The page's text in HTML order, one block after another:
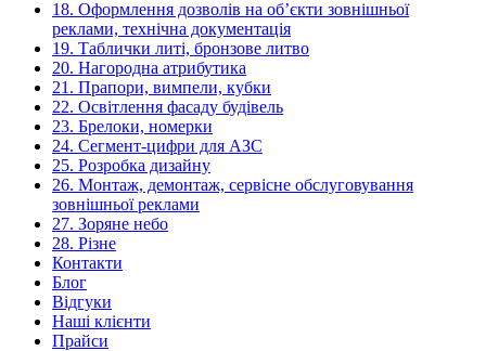
18. Оформлення дозволів на об’єкти зовнішньої
реклами, технічна документація
19. Таблички литі, бронзове литво
20. Нагородна атрибутика
21. Прапори, вимпели, кубки
22. Освітлення фасаду будівель
23. Брелоки, номерки
24. Сегмент-цифри для АЗС
25. Розробка дизайну
26. Монтаж, демонтаж, сервісне обслуговування
зовнішньої реклами
27. Зоряне небо
28. Різне
Контакти
Блог
Відгуки
Наші клієнти
Прайси